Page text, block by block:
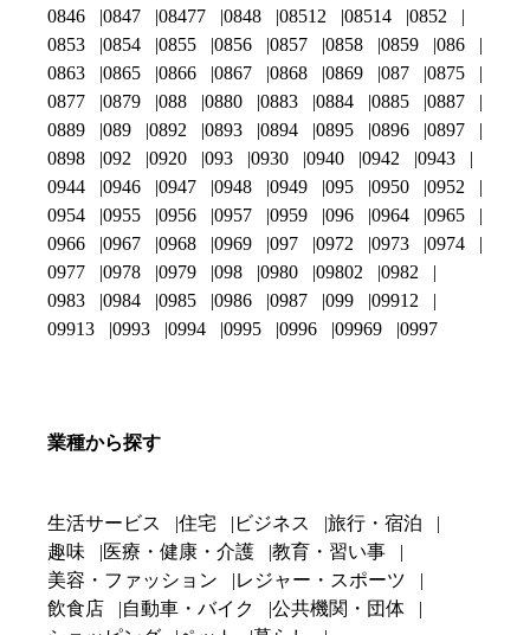
0846
0847 08477 0848 08512 08514
0852
0853
0854 0855 0856 0857 0858 0859
086
0863
0865 0866 0867 0868 0869 087
0875
0877
0879 088 0880 0883 0884 0885
0887
0889
089 0892 0893 0894 0895 0896
0897
0898
092 0920 093 0930 0940 0942
0943
0944
0946 0947 0948 0949 095 0950
0952
0954
0955 0956 0957 0959 096 0964
0965
0966
0967 0968 0969 097 0972 0973
0974
0977
0978 0979 098 0980 09802
0982
0983
0984 0985 0986 0987 099
09912
09913
0993 0994 0995 0996 09969 0997
業種から探す
生活サービス 住宅 ビジネス
旅行・宿泊
趣味
医療・健康・介護
教育・習い事
美容・ファッション
レジャー・スポーツ
飲食店
自動車・バイク
公共機関・団体